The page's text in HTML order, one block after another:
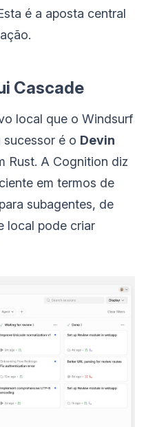
é a aposta central
Cascade
local que o Windsurf
é o Devin
Rust. A Cognition diz
em termos de
subagentes, de
local pode criar